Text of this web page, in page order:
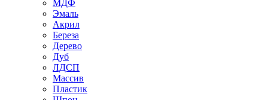
МДФ
Эмаль
Акрил
Береза
Дерево
Дуб
ЛДСП
Массив
Пластик